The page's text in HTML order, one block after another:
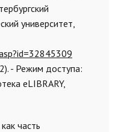
университет,
- Режим доступа:
eLIBRARY,
часть